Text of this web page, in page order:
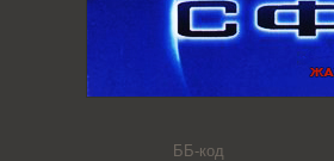
ББ-код